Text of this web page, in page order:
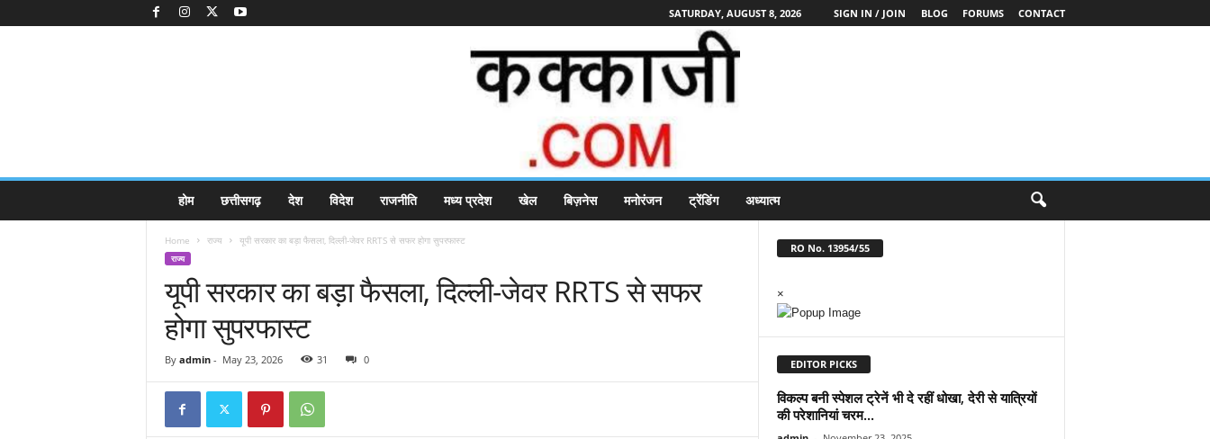
SATURDAY, AUGUST 8, 2026 SIGN IN / JOIN BLOG FORUMS CONTACT
k
होम छत्तीसगढ़ देश विदेश राजनीति मध्य प्रदेश खेल बिज़नेस मनोरंजन ट्रेंडिंग अध्यात्म
Home राज्य यूपी सरकार का बड़ा फैसला, दिल्ली-जेवर RRTS से सफर होगा सुपरफास्ट
राज्य
यूपी सरकार का बड़ा फैसला, दिल्ली-जेवर RRTS से सफर
होगा सुपरफास्ट
By admin- May 23, 2026 31 0
RO No. 13954/55
×
EDITOR PICKS
विकल्प बनी स्पेशल ट्रेनें भी दे रहीं धोखा, देरी से यात्रियों
की परेशानियां चरम...